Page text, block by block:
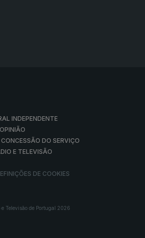
INDEPENDENTE
DO SERVIÇO
E TELEVISÃO
DE COOKIES
Televisão de Portugal 2026